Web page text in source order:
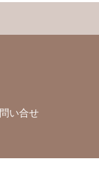
い合せ